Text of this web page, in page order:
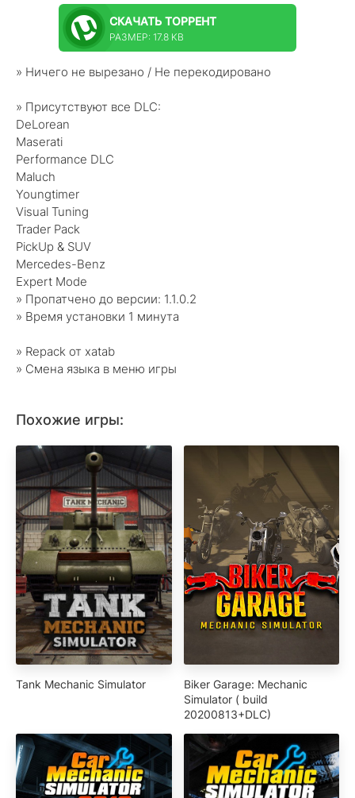
СКАЧАТЬ ТОРРЕНТ
РАЗМЕР: 17.8 KB
» Ничего не вырезано / Не перекодировано
» Присутствуют все DLC:
DeLorean
Maserati
Performance DLC
Maluch
Youngtimer
Visual Tuning
Trader Pack
PickUp & SUV
Mercedes-Benz
Expert Mode
» Пропатчено до версии: 1.1.0.2
» Время установки 1 минута
» Repack от xatab
» Смена языка в меню игры
Похожие игры:
Tank Mechanic Simulator
Biker Garage: Mechanic
Simulator ( build
20200813+DLC)